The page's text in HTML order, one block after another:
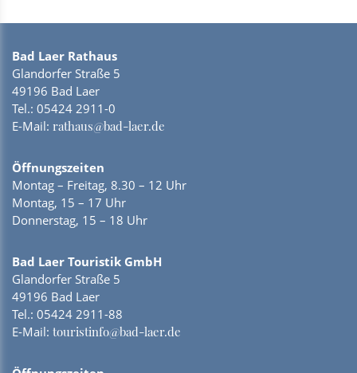
Bad Laer Rathaus
Glandorfer Straße 5
49196 Bad Laer
Tel.: 05424 2911-0
E-Mail: rathaus@bad-laer.de
Öffnungszeiten
Montag – Freitag, 8.30 – 12 Uhr
Montag, 15 – 17 Uhr
Donnerstag, 15 – 18 Uhr
Bad Laer Touristik GmbH
Glandorfer Straße 5
49196 Bad Laer
Tel.: 05424 2911-88
E-Mail: touristinfo@bad-laer.de